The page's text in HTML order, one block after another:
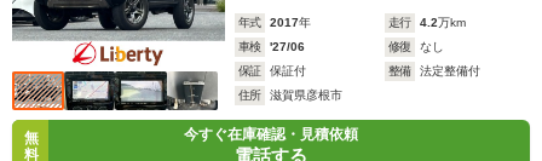
年式 2017年 走行 4.2万km
車検
'27/06 修復
なし
保証
保証付 整備
法定整備付
住所
滋賀県彦根市
無
料
今すぐ在庫確認・見積依頼
電話する